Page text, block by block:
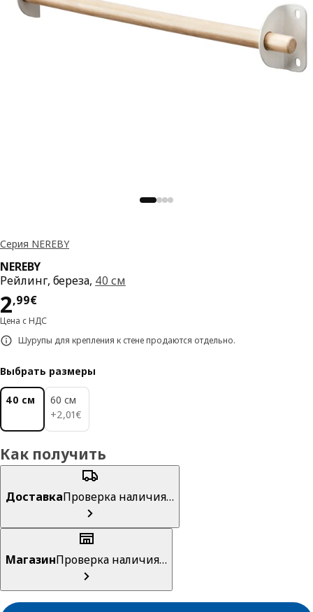
Серия NEREBY
NEREBY
Рейлинг, береза, 40 см
2,99€
Цена 2,99€
Цена с НДС
Шурупы для крепления к стене продаются отдельно.
Выбрать размеры
40 см
60 см
+2,01€
2,01€
Как получить
ДоставкаПроверка наличия…
МагазинПроверка наличия…